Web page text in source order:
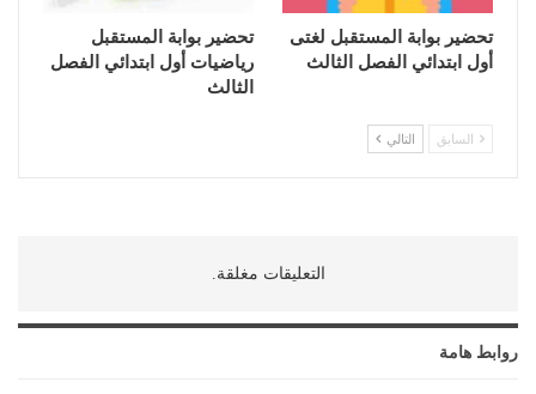
تحضير بوابة المستقبل لغتى
أول ابتدائي الفصل الثالث
تحضير بوابة المستقبل
رياضيات أول ابتدائي الفصل
الثالث
السابق التالي
التعليقات مغلقة.
روابط هامة